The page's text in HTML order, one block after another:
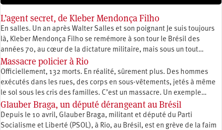
L’agent secret, de Kleber Mendonça Filho
En salles. Un an après Walter Salles et son poignant Je suis toujours
là, Kleber Mendonça Filho se remémore à son tour le Brésil des
années 70, au cœur de la dictature militaire, mais sous un tout…
Massacre policier à Rio
Officiellement, 132 morts. En réalité, sûrement plus. Des hommes
exécutés dans les rues, des corps en sous-vêtements, jetés à même
le sol sous les cris des familles. C’est un massacre. Un exemple…
Glauber Braga, un député dérangeant au Brésil
Depuis le 10 avril, Glauber Braga, militant et député du Parti
Socialisme et Liberté (PSOL), à Rio, au Brésil, est en grève de la faim